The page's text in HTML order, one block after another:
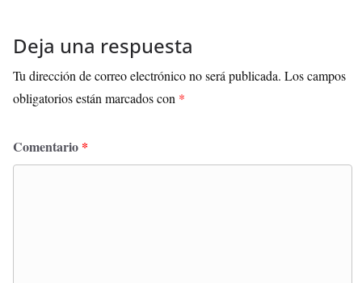
Deja una respuesta
Tu dirección de correo electrónico no será publicada. Los campos
obligatorios están marcados con *
Comentario *